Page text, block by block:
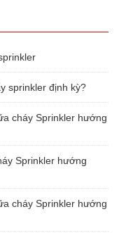
sprinkler định kỳ?
cháy Sprinkler hướng
Sprinkler hướng
cháy Sprinkler hướng